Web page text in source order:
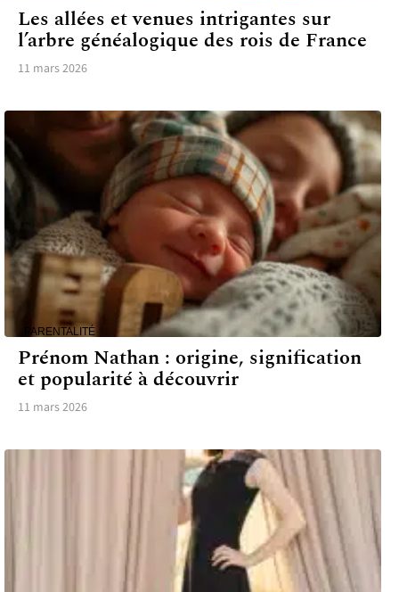
Les allées et venues intrigantes sur
l’arbre généalogique des rois de France
11 mars 2026
PARENTALITÉ
Prénom Nathan : origine, signification
et popularité à découvrir
11 mars 2026